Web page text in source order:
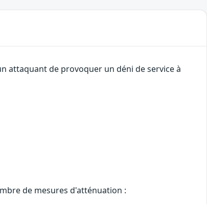
attaquant de provoquer un déni de service à
de mesures d'atténuation :